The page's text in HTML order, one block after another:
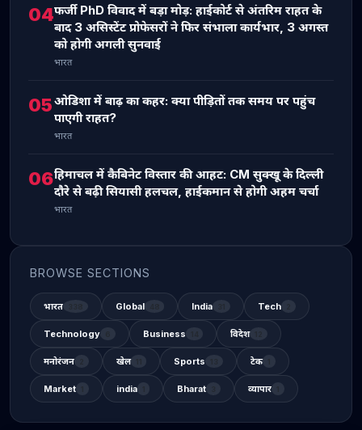
04फर्जी PhD विवाद में बड़ा मोड़: हाईकोर्ट से अंतरिम राहत के
बाद 3 असिस्टेंट प्रोफेसरों ने फिर संभाला कार्यभार, 3 अगस्त
को होगी अगली सुनवाई
भारत
05ओडिशा में बाढ़ का कहर: क्या पीड़ितों तक समय पर पहुंच
पाएगी राहत?
भारत
06हिमाचल में कैबिनेट विस्तार की आहट: CM सुक्खू के दिल्ली
दौरे से बढ़ी सियासी हलचल, हाईकमान से होगी अहम चर्चा
भारत
BROWSE SECTIONS
भारत Global India Tech
Technology Business विदेश
मनोरंजन खेल Sports टेक
Market india Bharat व्यापार